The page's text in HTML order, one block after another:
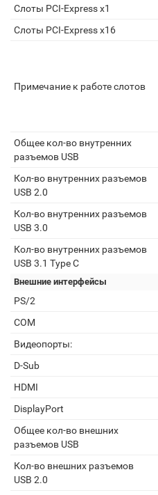
Слоты PCI-Express x1
Слоты PCI-Express x16
Примечание к работе слотов
Общее кол-во внутренних
разъемов USB
Кол-во внутренних разъемов
USB 2.0
Кол-во внутренних разъемов
USB 3.0
Кол-во внутренних разъемов
USB 3.1 Type C
Внешние интерфейсы
PS/2
COM
Видеопорты:
D-Sub
HDMI
DisplayPort
Общее кол-во внешних
разъемов USB
Кол-во внешних разъемов
USB 2.0